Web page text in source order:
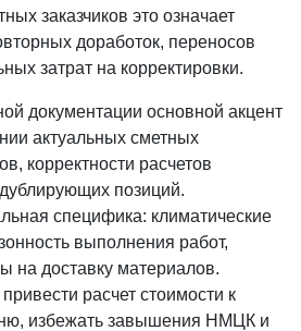
заказчиков это означает
доработок, переносов
затрат на корректировки.
документации основной акцент
актуальных сметных
корректности расчетов
позиций.
специфика: климатические
выполнения работ,
на доставку материалов.
расчет стоимости к
избежать завышения НМЦК и